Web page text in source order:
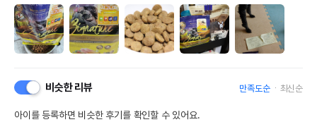
비슷한 리뷰 만족도순 최신순
아이를 등록하면 비슷한 후기를 확인할 수 있어요.